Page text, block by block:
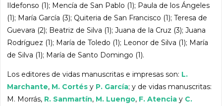
Ildefonso (1); Mencía de San Pablo (1); Paula de los Ángeles
(1); María García (3); Quiteria de San Francisco (1); Teresa de
Guevara (2); Beatriz de Silva (1); Juana de la Cruz (3); Juana
Rodríguez (1); María de Toledo (1); Leonor de Silva (1); María
de Silva (1); María de Santo Domingo (1).
Los editores de vidas manuscritas e impresas son: L.
Marchante, M. Cortés y P. García; y de vidas manuscritas:
M. Morrás, R. Sanmartín, M. Luengo, F. Atencia y C.